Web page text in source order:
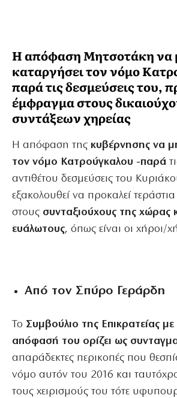
Η απόφαση Μητσοτάκη να
καταργήσει τον νόμο
παρά τις δεσμεύσεις του,
έμφραγμα στους
συντάξεων χηρείας
Η απόφαση της κυβέρνησης να
τον νόμο Κατρούγκαλου -παρά
αντιθέτου δεσμεύσεις του
εξακολουθεί να προκαλεί
στους συνταξιούχους της χώρας
ευάλωτους, όπως είναι οι χήροι/
Από τον Σπύρο Γεράρδη
Το Συμβούλιο της Επικρατείας
απόφασή του ορίζει ως
απαράδεκτες περικοπές που
νόμο αυτόν του 2016 και
τους χειρισμούς του τότε